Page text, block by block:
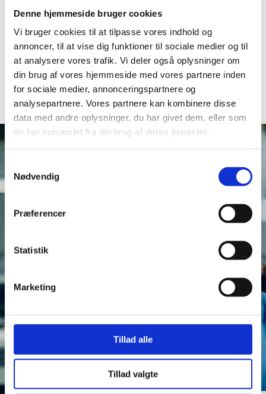
Denne hjemmeside bruger cookies
Vi bruger cookies til at tilpasse vores indhold og
annoncer, til at vise dig funktioner til sociale medier og til
at analysere vores trafik. Vi deler også oplysninger om
din brug af vores hjemmeside med vores partnere inden
for sociale medier, annonceringspartnere og
analysepartnere. Vores partnere kan kombinere disse
data med andre oplysninger, du har givet dem, eller som
de har indsamlet fra din brug af deres tjenester.
Nødvendig
Præferencer
Statistik
Marketing
Tillad alle
Tillad valgte
Relaterede nyheder
Hos Exodraft er intet
energiprojekt for stort
Kontakt os